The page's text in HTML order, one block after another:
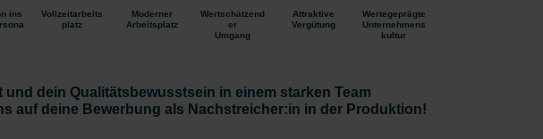
ins
Vollzeitarbeits
platz
Moderner
Arbeitsplatz
Wertschätzend
er
Umgang
Attraktive
Vergütung
Wertegeprägte
Unternehmens
kultur
dein Qualitätsbewusstsein in einem starken Team
auf deine Bewerbung als Nachstreicher:in in der Produktion!